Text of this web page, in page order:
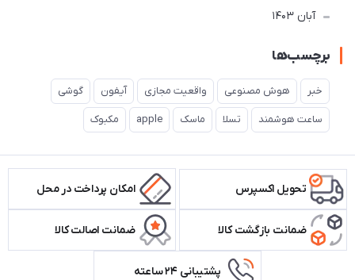
آبان 1403
برچسب‌ها
خبر هوش مصنوعی واقعیت مجازی آیفون گوشی
ساعت هوشمند تسلا ماسک apple مکبوک
تحویل اکسپرس امکان پرداخت در محل
ضمانت بازگشت کالا ضمانت اصالت کالا
پشتیبانی ۲۴ ساعته